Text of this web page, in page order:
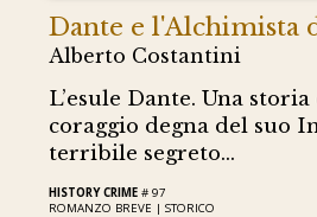
Dante e l'Alchimista
Alberto Costantini
L’esule Dante. Una
coraggio degna del suo
terribile segreto...
HISTORY CRIME # 97
ROMANZO BREVE |STORICO